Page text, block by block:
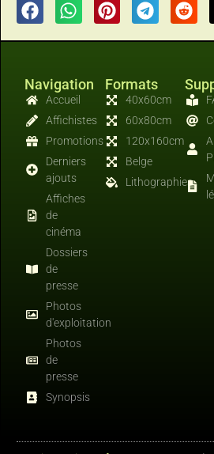
Navigation
Accueil
Affichistes
Promotions
Derniers
ajouts
Affiches
de
cinéma
Dossiers
de
presse
Photos
d'exploitation
Photos
de
presse
Synopsis
Formats
40x60cm
60x80cm
120x160cm
Belge
Lithographies
A